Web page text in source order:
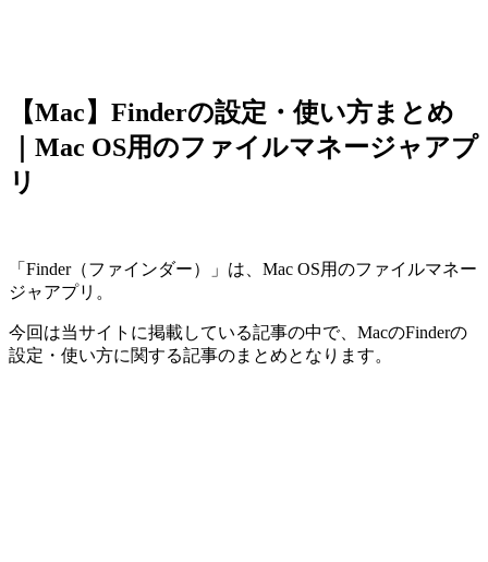
【Mac】Finderの設定・使い方まとめ
｜Mac OS用のファイルマネージャアプ
リ
「Finder（ファインダー）」は、Mac OS用のファイルマネー
ジャアプリ。
今回は当サイトに掲載している記事の中で、MacのFinderの
設定・使い方に関する記事のまとめとなります。